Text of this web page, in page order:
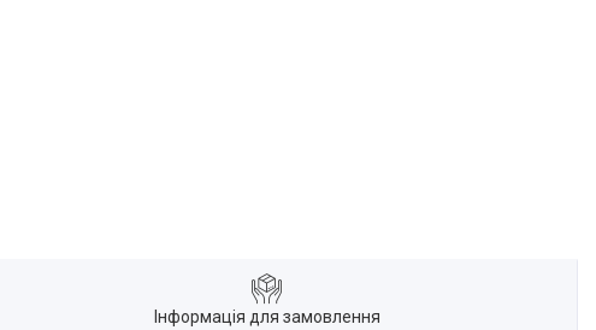
Інформація для замовлення